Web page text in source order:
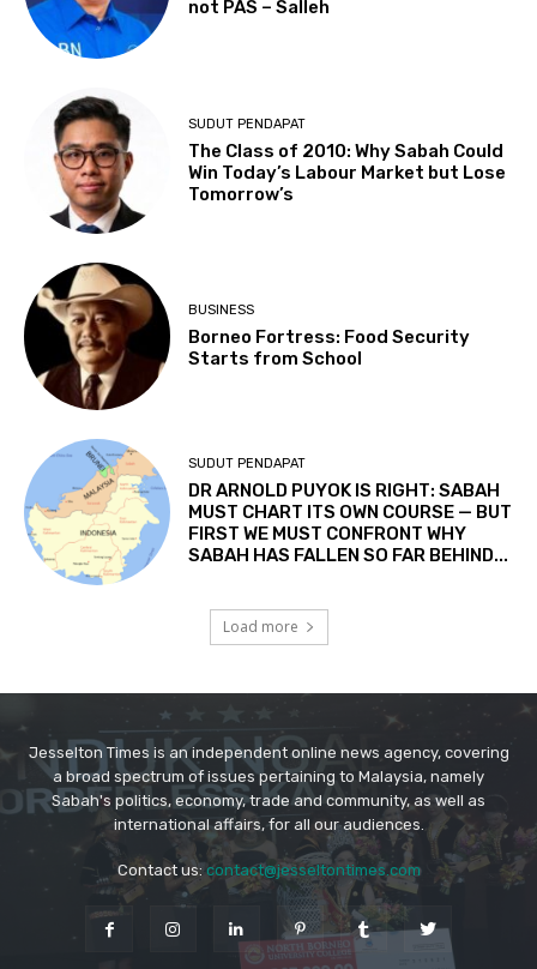
Jesselton Times is an independent online news agency, covering
a broad spectrum of issues pertaining to Malaysia, namely
Sabah's politics, economy, trade and community, as well as
international affairs, for all our audiences.
Contact us: contact@jesseltontimes.com